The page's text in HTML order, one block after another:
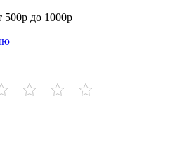
500р до 1000р